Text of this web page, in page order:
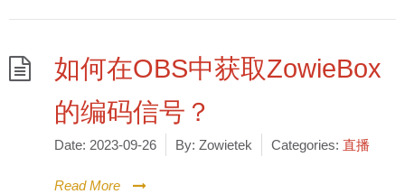
如何在OBS中获取ZowieBox
的编码信号？
Date: 2023-09-26 By: Zowietek Categories: 直播
Read More